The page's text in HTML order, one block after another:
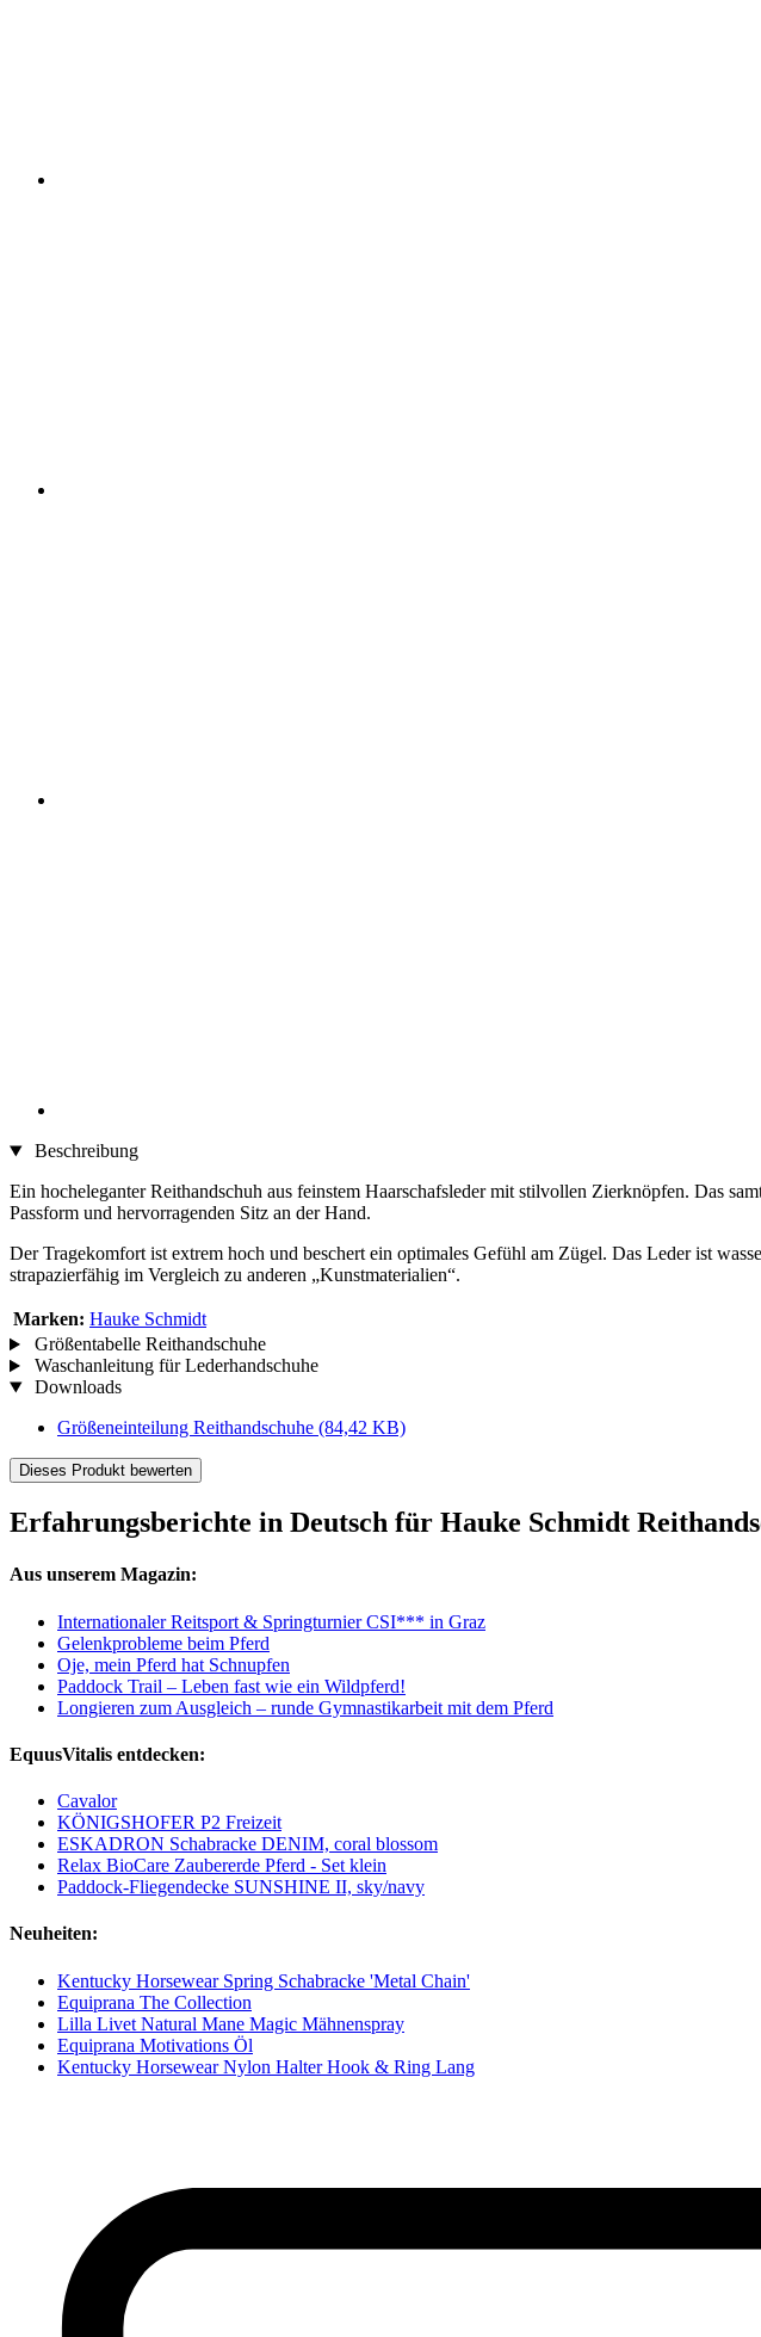
Beschreibung
Ein hocheleganter Reithandschuh aus feinstem Haarschafsleder mit stilvollen Zierknöpfen. Das
Passform und hervorragenden Sitz an der Hand.
Der Tragekomfort ist extrem hoch und beschert ein optimales Gefühl am Zügel. Das Leder ist
strapazierfähig im Vergleich zu anderen „Kunstmaterialien“.
Marken: Hauke Schmidt
Größentabelle Reithandschuhe
Waschanleitung für Lederhandschuhe
Downloads
Größeneinteilung Reithandschuhe (84,42 KB)
Dieses Produkt bewerten
Erfahrungsberichte in Deutsch für Hauke Schmidt
Aus unserem Magazin:
Internationaler Reitsport & Springturnier CSI*** in Graz
Gelenkprobleme beim Pferd
Oje, mein Pferd hat Schnupfen
Paddock Trail – Leben fast wie ein Wildpferd!
Longieren zum Ausgleich – runde Gymnastikarbeit mit dem Pferd
EquusVitalis entdecken:
Cavalor
KÖNIGSHOFER P2 Freizeit
ESKADRON Schabracke DENIM, coral blossom
Relax BioCare Zaubererde Pferd - Set klein
Paddock-Fliegendecke SUNSHINE II, sky/navy
Neuheiten:
Kentucky Horsewear Spring Schabracke 'Metal Chain'
Equiprana The Collection
Lilla Livet Natural Mane Magic Mähnenspray
Equiprana Motivations Öl
Kentucky Horsewear Nylon Halter Hook & Ring Lang